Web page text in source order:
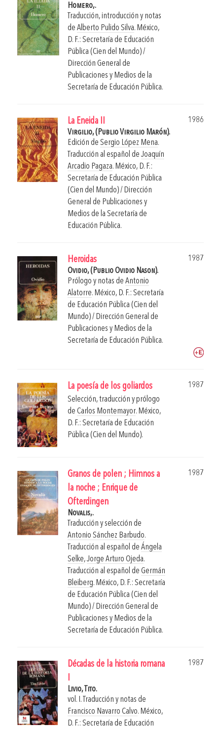
Homero,.
Traducción, introducción y notas
de Alberto Pulido Silva. México,
D. F.: Secretaría de Educación
Pública (Cien del Mundo) /
Dirección General de
Publicaciones y Medios de la
Secretaría de Educación Pública.
La Eneida II
1986
Virgilio, (Publio Virgilio Marón).
Edición de Sergio López Mena.
Traducción al español de Joaquín
Arcadio Pagaza. México, D. F.:
Secretaría de Educación Pública
(Cien del Mundo) / Dirección
General de Publicaciones y
Medios de la Secretaría de
Educación Pública.
Heroidas
1987
Ovidio, (Publio Ovidio Nason).
Prólogo y notas de Antonio
Alatorre. México, D. F.: Secretaría
de Educación Pública (Cien del
Mundo) / Dirección General de
Publicaciones y Medios de la
Secretaría de Educación Pública.
La poesía de los goliardos
1987
Selección, traducción y prólogo
de Carlos Montemayor. México,
D. F.: Secretaría de Educación
Pública (Cien del Mundo).
Granos de polen ; Himnos a
la noche ; Enrique de
Ofterdingen
1987
Novalis,.
Traducción y selección de
Antonio Sánchez Barbudo.
Traducción al español de Ángela
Selke,Jorge Arturo Ojeda.
Traducción al español de Germán
Bleiberg. México, D. F.: Secretaría
de Educación Pública (Cien del
Mundo) / Dirección General de
Publicaciones y Medios de la
Secretaría de Educación Pública.
Décadas de la historia romana
1987
Livio, Tito.
vol. I. Traducción y notas de
Francisco Navarro Calvo. México,
D. F.: Secretaría de Educación